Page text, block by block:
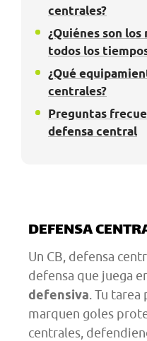
centrales?
¿Quiénes son
todos los
¿Qué
centrales?
Preguntas
defensa central
DEFENSA
Un CB, defensa
defensa que juega
defensiva. Tu
marquen goles
centrales,